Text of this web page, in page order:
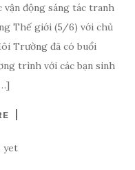
vận động sáng tác tranh
Thế giới (5/6) với chủ
Trường đã có buổi
trình với các bạn sinh
yet